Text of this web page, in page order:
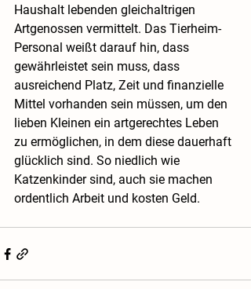
Haushalt lebenden gleichaltrigen
Artgenossen vermittelt. Das Tierheim-
Personal weißt darauf hin, dass
gewährleistet sein muss, dass
ausreichend Platz, Zeit und finanzielle
Mittel vorhanden sein müssen, um den
lieben Kleinen ein artgerechtes Leben
zu ermöglichen, in dem diese dauerhaft
glücklich sind. So niedlich wie
Katzenkinder sind, auch sie machen
ordentlich Arbeit und kosten Geld.